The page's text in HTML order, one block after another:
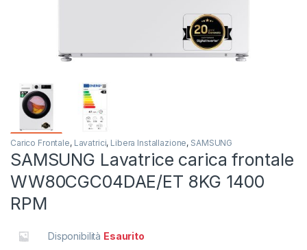
Carico Frontale, Lavatrici, Libera Installazione, SAMSUNG
SAMSUNG Lavatrice carica frontale
WW80CGC04DAE/ET 8KG 1400
RPM
Disponibilità Esaurito